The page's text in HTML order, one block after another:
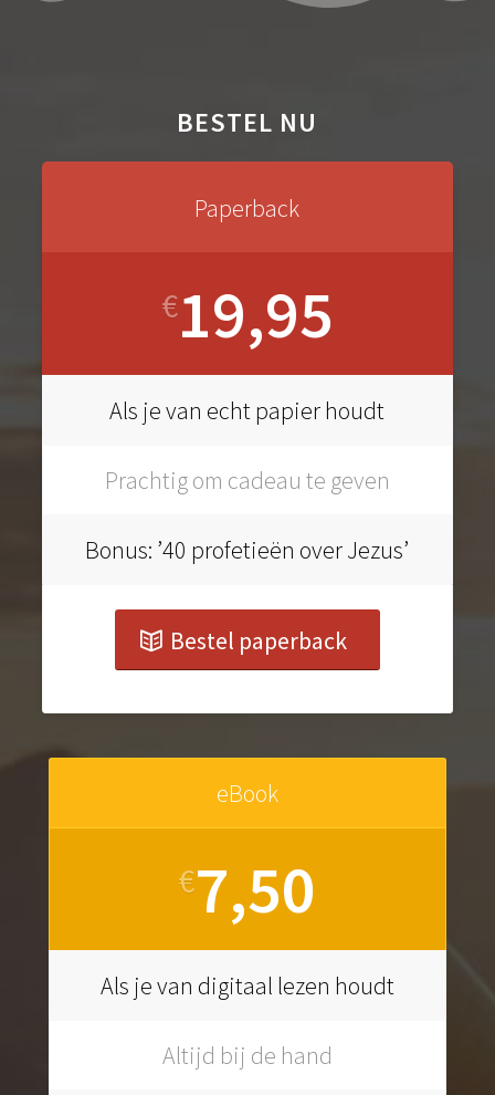
BESTEL NU
Paperback
€19,95
Als je van echt papier houdt
Prachtig om cadeau te geven
Bonus: ’40 profetieën over Jezus’
Bestel paperback
eBook
€7,50
Als je van digitaal lezen houdt
Altijd bij de hand